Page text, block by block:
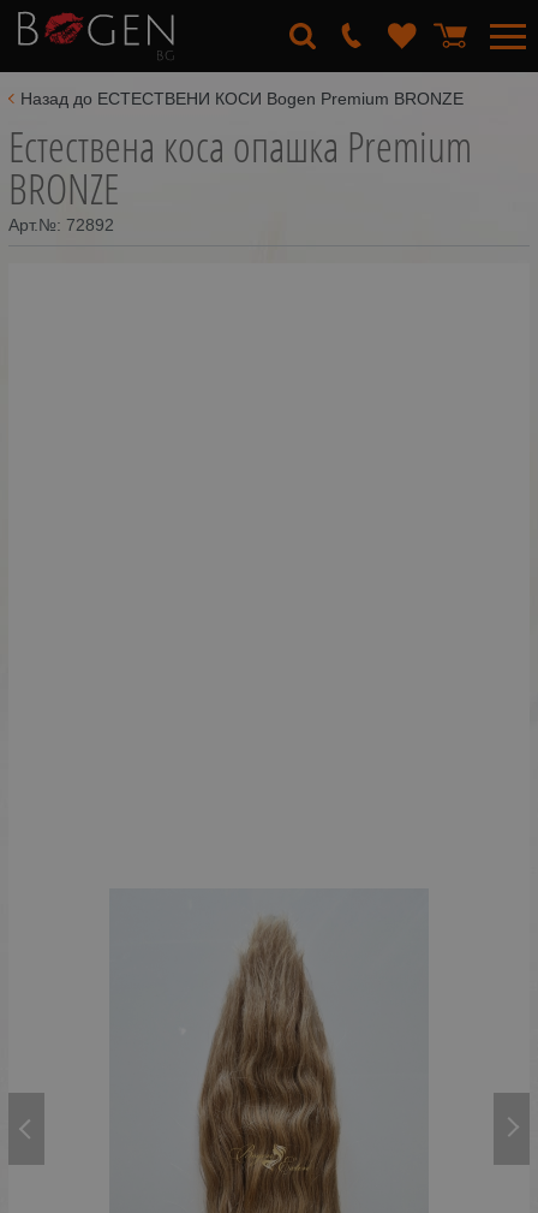
Назад до ЕСТЕСТВЕНИ КОСИ Bogen Premium BRONZE
Естествена коса опашка Premium
BRONZE
Арт.№: 72892